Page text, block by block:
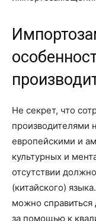
Не секрет, что
производителями
европейскими и
культурных и
отсутствии
(китайского)
можно справиться
за помощью к